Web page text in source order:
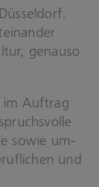
ge­nau­so
im Auf­trag
sowie um­
und